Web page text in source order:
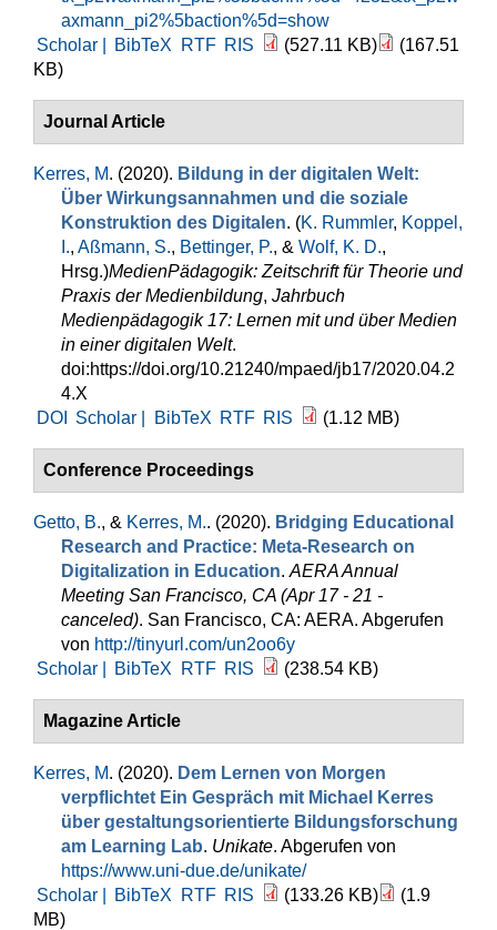
axmann_pi2%5baction%5d=show
Scholar |
BibTeX RTF RIS (527.11 KB)
(167.51
KB)
Journal Article
Kerres, M. (2020). Bildung in der digitalen Welt:
Über Wirkungsannahmen und die soziale
Konstruktion des Digitalen. (K. Rummler, Koppel,
I., Aßmann, S., Bettinger, P., & Wolf, K. D.,
Hrsg.)MedienPädagogik: Zeitschrift für Theorie und
Praxis der Medienbildung, Jahrbuch
Medienpädagogik 17: Lernen mit und über Medien
in einer digitalen Welt.
doi:https://doi.org/10.21240/mpaed/jb17/2020.04.2
4.X
DOI
Scholar | BibTeX RTF RIS (1.12 MB)
Conference Proceedings
Getto, B., & Kerres, M.. (2020). Bridging Educational
Research and Practice: Meta-Research on
Digitalization in Education. AERA Annual
Meeting San Francisco, CA (Apr 17 - 21 -
canceled). San Francisco, CA: AERA. Abgerufen
von http://tinyurl.com/un2oo6y
Scholar |
BibTeX RTF RIS (238.54 KB)
Magazine Article
Kerres, M. (2020). Dem Lernen von Morgen
verpflichtet Ein Gespräch mit Michael Kerres
über gestaltungsorientierte Bildungsforschung
am Learning Lab. Unikate. Abgerufen von
https://www.uni-due.de/unikate/
Scholar |
BibTeX RTF RIS (133.26 KB)
(1.9
MB)